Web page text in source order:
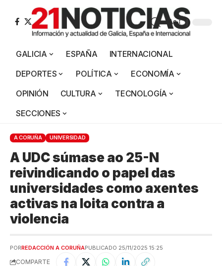
Aa
GALICIA ESPAÑA
INTERNACIONAL
DEPORTES
POLÍTICA
ECONOMÍA
OPINIÓN
CULTURA
TECNOLOGÍA
SECCIONES
A CORUÑA UNIVERSIDAD
A UDC súmase ao 25-N
reivindicando o papel das
universidades como axentes
activas na loita contra a
violencia
PORREDACCIÓN A CORUÑAPUBLICADO 25/11/2025 15:25
COMPARTE